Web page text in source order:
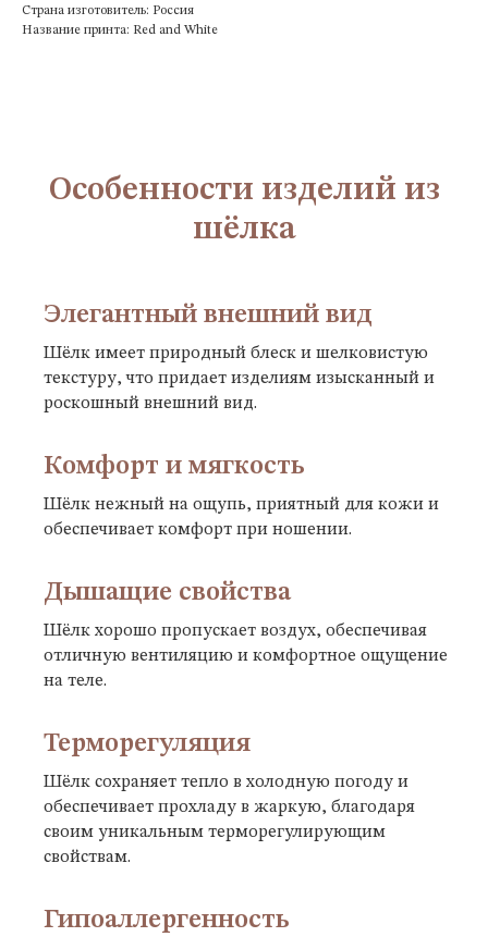
Страна изготовитель: Россия
Название принта: Red and White
Особенности изделий из
шёлка
Элегантный внешний вид
Шёлк имеет природный блеск и шелковистую
текстуру, что придает изделиям изысканный и
роскошный внешний вид.
Комфорт и мягкость
Шёлк нежный на ощупь, приятный для кожи и
обеспечивает комфорт при ношении.
Дышащие свойства
Шёлк хорошо пропускает воздух, обеспечивая
отличную вентиляцию и комфортное ощущение
на теле.
Терморегуляция
Шёлк сохраняет тепло в холодную погоду и
обеспечивает прохладу в жаркую, благодаря
своим уникальным терморегулирующим
свойствам.
Гипоаллергенность